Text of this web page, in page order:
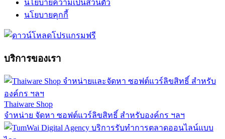
นโยบายความเป็นส่วนตัว
นโยบายคุกกี้
บริการของเรา
Thaiware Shop
จำหน่าย จัดหา ซอฟต์แวร์ลิขสิทธิ์ สำหรับองค์กร ฯลฯ